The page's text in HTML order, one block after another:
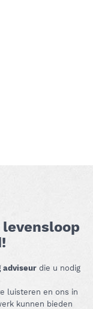
adviseur die u nodig
luisteren en ons in
kunnen bieden